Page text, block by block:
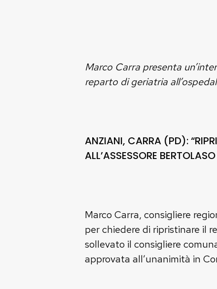
Marco Carra presenta
reparto di geriatria
ANZIANI, CARRA (PD):
ALL’ASSESSORE BERTOLASO
Marco Carra, consigliere
per chiedere di ripristinare il
sollevato il consigliere
approvata all’unanimità in